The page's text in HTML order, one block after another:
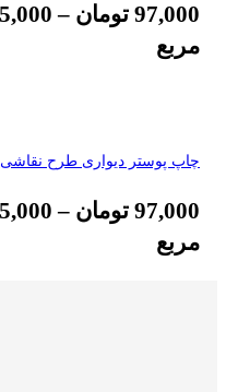
97,000 تومان –
مربع
چاپ پوستر دیواری طرح نقاشی
97,000 تومان –
مربع